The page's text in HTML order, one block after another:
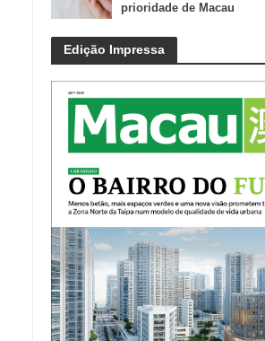
prioridade de Macau
Edição Impressa